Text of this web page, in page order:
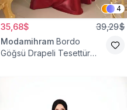
4
35,68$ 39,29$
Modamihram Bordo
Göğsü Drapeli Tesettür